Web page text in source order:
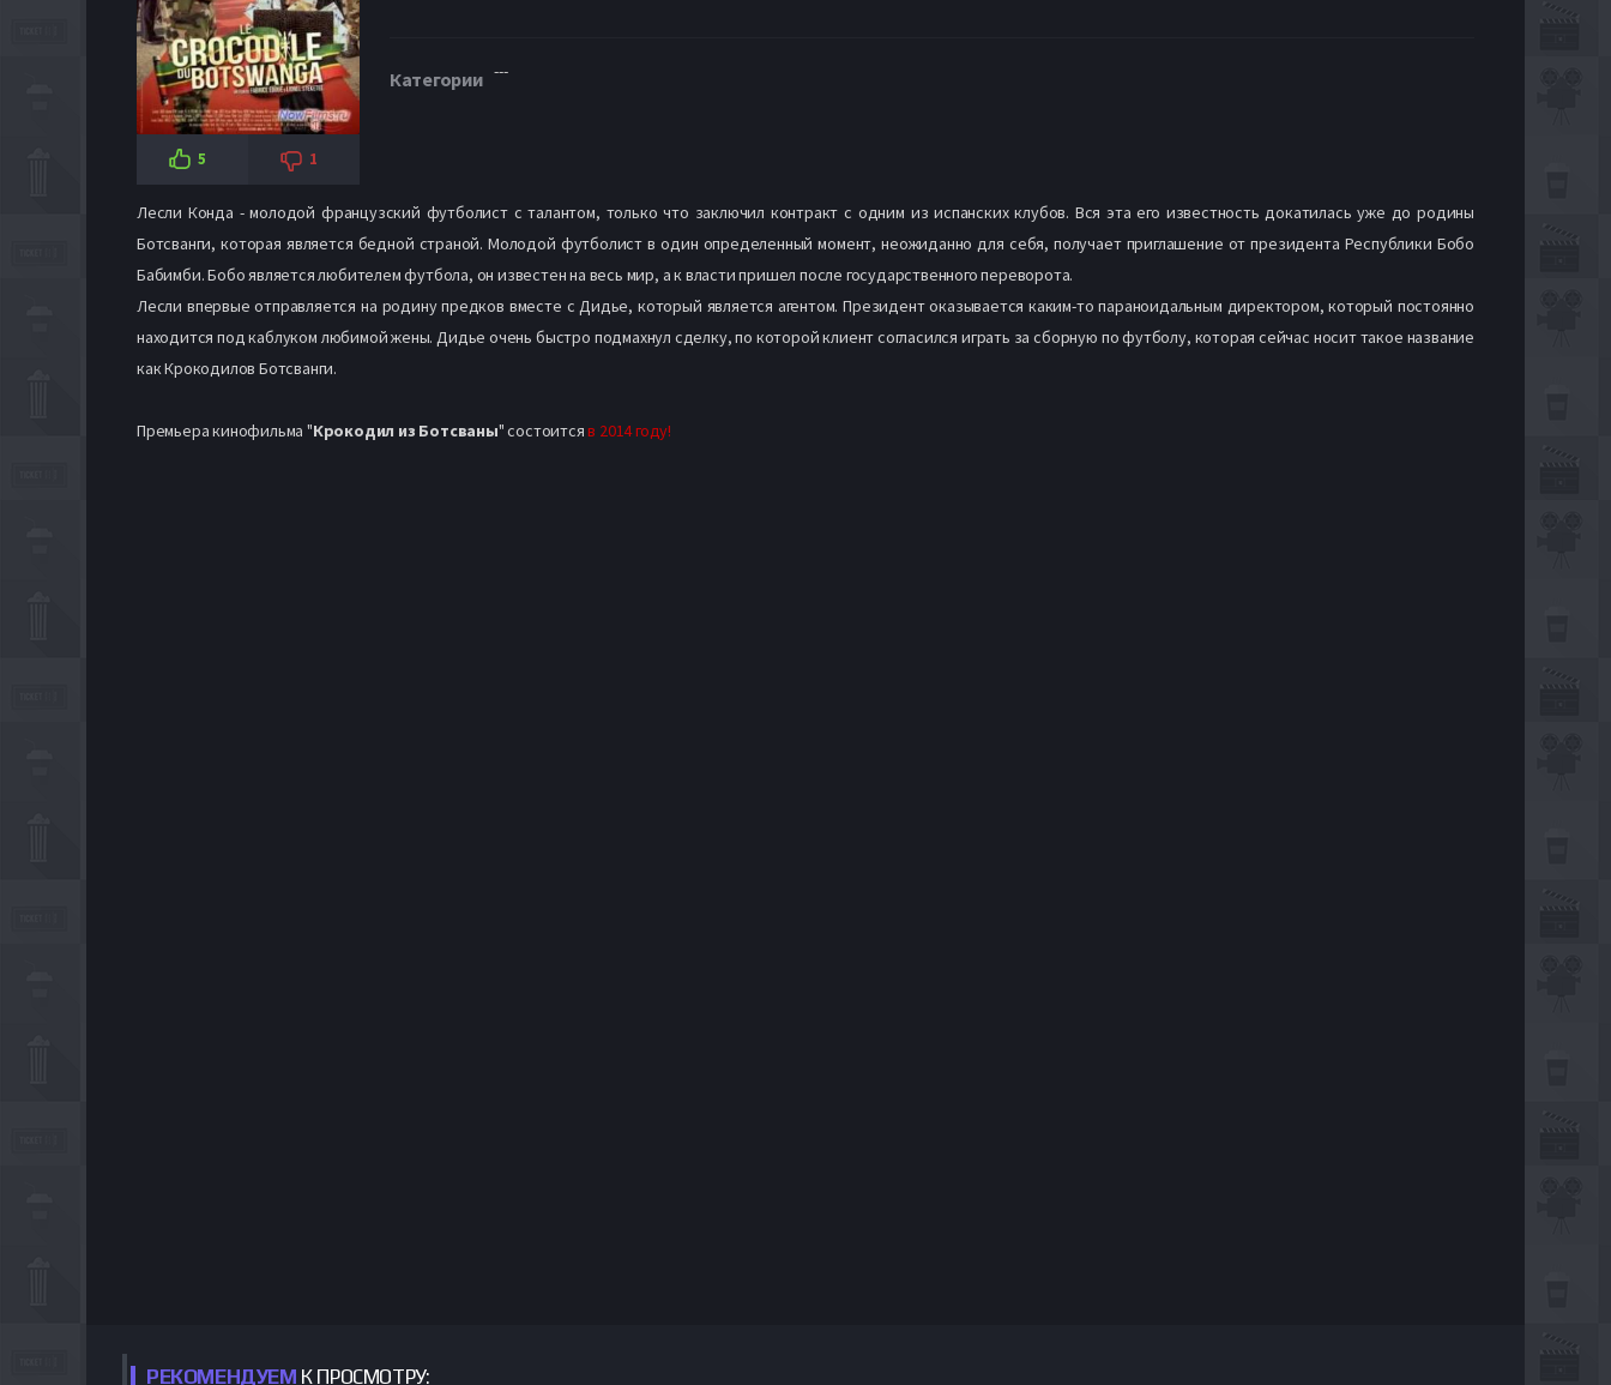
5 1
Категории ---
Лесли Конда - молодой французский футболист с талантом, только что заключил контракт с одним из испанских клубов. Вся эта его известность докатилась уже до родины
Ботсванги, которая является бедной страной. Молодой футболист в один определенный момент, неожиданно для себя, получает приглашение от президента Республики Бобо
Бабимби. Бобо является любителем футбола, он известен на весь мир, а к власти пришел после государственного переворота.
Лесли впервые отправляется на родину предков вместе с Дидье, который является агентом. Президент оказывается каким-то параноидальным директором, который постоянно
находится под каблуком любимой жены. Дидье очень быстро подмахнул сделку, по которой клиент согласился играть за сборную по футболу, которая сейчас носит такое название
как Крокодилов Ботсванги.
Премьера кинофильма "Крокодил из Ботсваны" состоитсяв 2014 году!
РЕКОМЕНДУЕМ К ПРОСМОТРУ: